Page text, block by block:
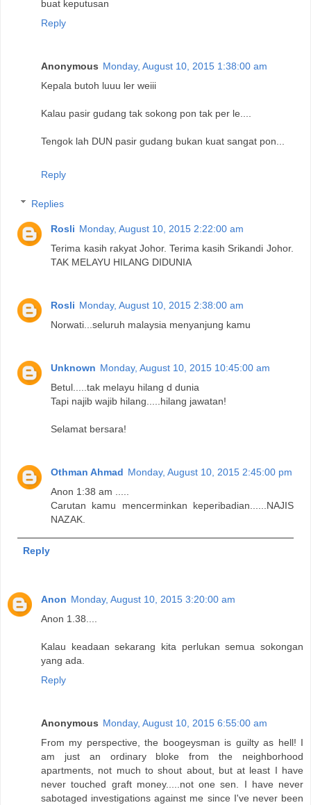
buat keputusan
Reply
Anonymous Monday, August 10, 2015 1:38:00 am
Kepala butoh luuu ler weiii
Kalau pasir gudang tak sokong pon tak per le....
Tengok lah DUN pasir gudang bukan kuat sangat pon...
Reply
Replies
Rosli Monday, August 10, 2015 2:22:00 am
Terima kasih rakyat Johor. Terima kasih Srikandi Johor.
TAK MELAYU HILANG DIDUNIA
Rosli Monday, August 10, 2015 2:38:00 am
Norwati...seluruh malaysia menyanjung kamu
Unknown Monday, August 10, 2015 10:45:00 am
Betul.....tak melayu hilang d dunia
Tapi najib wajib hilang.....hilang jawatan!
Selamat bersara!
Othman Ahmad Monday, August 10, 2015 2:45:00 pm
Anon 1:38 am .....
Carutan kamu mencerminkan keperibadian......NAJIS
NAZAK.
Reply
Anon Monday, August 10, 2015 3:20:00 am
Anon 1.38....
Kalau keadaan sekarang kita perlukan semua sokongan
yang ada.
Reply
Anonymous Monday, August 10, 2015 6:55:00 am
From my perspective, the boogeysman is guilty as hell! I
am just an ordinary bloke from the neighborhood
apartments, not much to shout about, but at least I have
never touched graft money.....not one sen. I have never
sabotaged investigations against me since I've never been